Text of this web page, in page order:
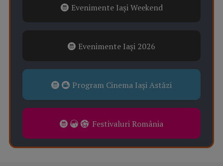
Evenimente Iași Weekend
Evenimente Iași 2026
Program Cinema Iași Astăzi
Festivaluri România